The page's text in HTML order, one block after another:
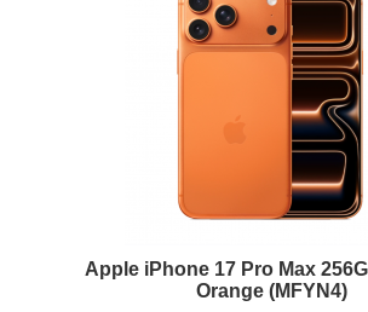
Генераторы и Зарядные
Apple iPhone 17 Pro Max
Orange (MFYN4)